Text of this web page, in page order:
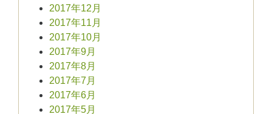
2017年12月
2017年11月
2017年10月
2017年9月
2017年8月
2017年7月
2017年6月
2017年5月